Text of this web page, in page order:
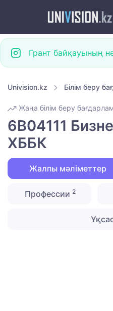
Грант байқауының
Univision.kz Білім беру
Жаңа білім беру
6B04111
ХББК
Жалпы мәліметтер
Профессии2